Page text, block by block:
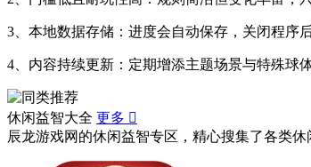
3、本地数据存储：进度会自动保存，关闭程序
4、内容持续更新：定期增添主题场景与特殊球
休闲益智大全 更多 
辰龙游戏网的休闲益智专区，精心搜集了各类